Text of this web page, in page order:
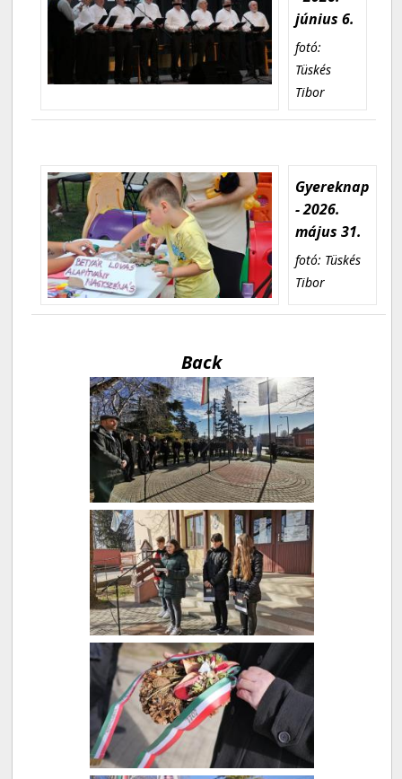
június 6.
fotó:
Tüskés
Tibor
Gyereknap
- 2026.
május 31.
fotó: Tüskés
Tibor
Back